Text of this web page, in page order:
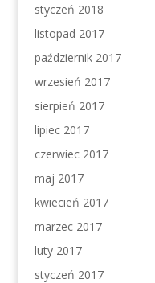
styczeń 2018
listopad 2017
październik 2017
wrzesień 2017
sierpień 2017
lipiec 2017
czerwiec 2017
maj 2017
kwiecień 2017
marzec 2017
luty 2017
styczeń 2017